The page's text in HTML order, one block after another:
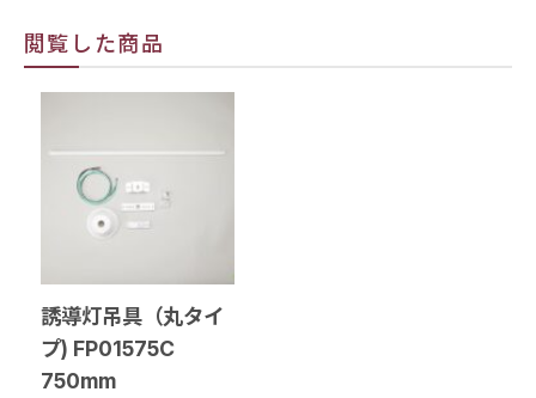
閲覧した商品
誘導灯吊具（丸タイ
プ) FP01575C
750mm